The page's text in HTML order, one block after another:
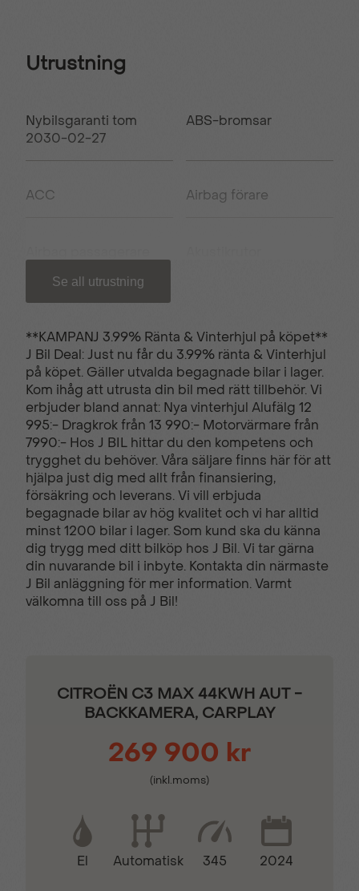
Utrustning
Nybilsgaranti tom
2030-02-27
ABS-bromsar
ACC Airbag förare
Apple CarPlay AUX-ingång
Backstartshjälp Bagagerumsmatta
Barnlås Bluetooth (handsfree)
Centrallås Delbart baksäte
Digitalradio (DAB)
Fartbegränsare
Färddator GPS
Se all utrustning
**KAMPANJ 3.99% Ränta & Vinterhjul på köpet**
J Bil Deal: Just nu får du 3.99% ränta & Vinterhjul
på köpet. Gäller utvalda begagnade bilar i lager.
Kom ihåg att utrusta din bil med rätt tillbehör. Vi
erbjuder bland annat: Nya vinterhjul Alufälg 12
995:- Dragkrok från 13 990:- Motorvärmare från
7990:- Hos J BIL hittar du den kompetens och
trygghet du behöver. Våra säljare finns här för att
hjälpa just dig med allt från finansiering,
försäkring och leverans. Vi vill erbjuda
begagnade bilar av hög kvalitet och vi har alltid
minst 1200 bilar i lager. Som kund ska du känna
dig trygg med ditt bilköp hos J Bil. Vi tar gärna
din nuvarande bil i inbyte. Kontakta din närmaste
J Bil anläggning för mer information. Varmt
välkomna till oss på J Bil!
CITROËN C3 MAX 44KWH AUT -
BACKKAMERA, CARPLAY
269 900 kr
(inkl.moms)
El Automatisk 345 2024